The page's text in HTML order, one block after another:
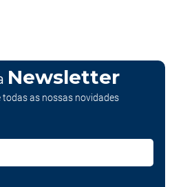
Newsletter
todas as nossas novidades